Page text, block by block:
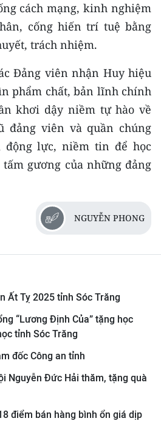
cách mạng, kinh nghiệm
cống hiến trí tuệ bằng
trách nhiệm.
Đảng viên nhận Huy hiệu
phẩm chất, bản lĩnh chính
khơi dậy niềm tự hào về
đảng viên và quần chúng
động lực, niềm tin để học
gương của những đảng
NGUYỄN PHONG
Ất Tỵ 2025 tỉnh Sóc Trăng
“Lương Định Của” tặng học
tỉnh Sóc Trăng
đốc Công an tỉnh
Nguyễn Đức Hải thăm, tặng quà
điểm bán hàng bình ổn giá dịp